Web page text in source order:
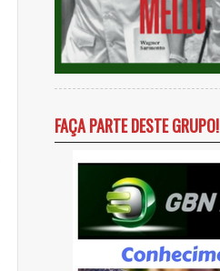
FAÇA PARTE DESTE GRUPO!